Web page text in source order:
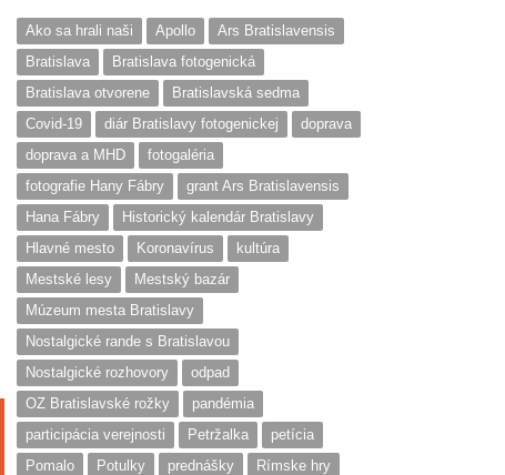
Ako sa hrali naši Apollo
Ars Bratislavensis
Bratislava
Bratislava fotogenická
Bratislava otvorene
Bratislavská sedma
Covid-19
diár Bratislavy fotogenickej
doprava
doprava a MHD
fotogaléria
fotografie Hany Fábry
grant Ars Bratislavensis
Hana Fábry
Historický kalendár Bratislavy
Hlavné mesto
Koronavírus
kultúra
Mestské lesy
Mestský bazár
Múzeum mesta Bratislavy
Nostalgické rande s Bratislavou
Nostalgické rozhovory
odpad
OZ Bratislavské rožky
pandémia
participácia verejnosti
Petržalka
petícia
Pomalo
Potulky prednášky
Rímske hry